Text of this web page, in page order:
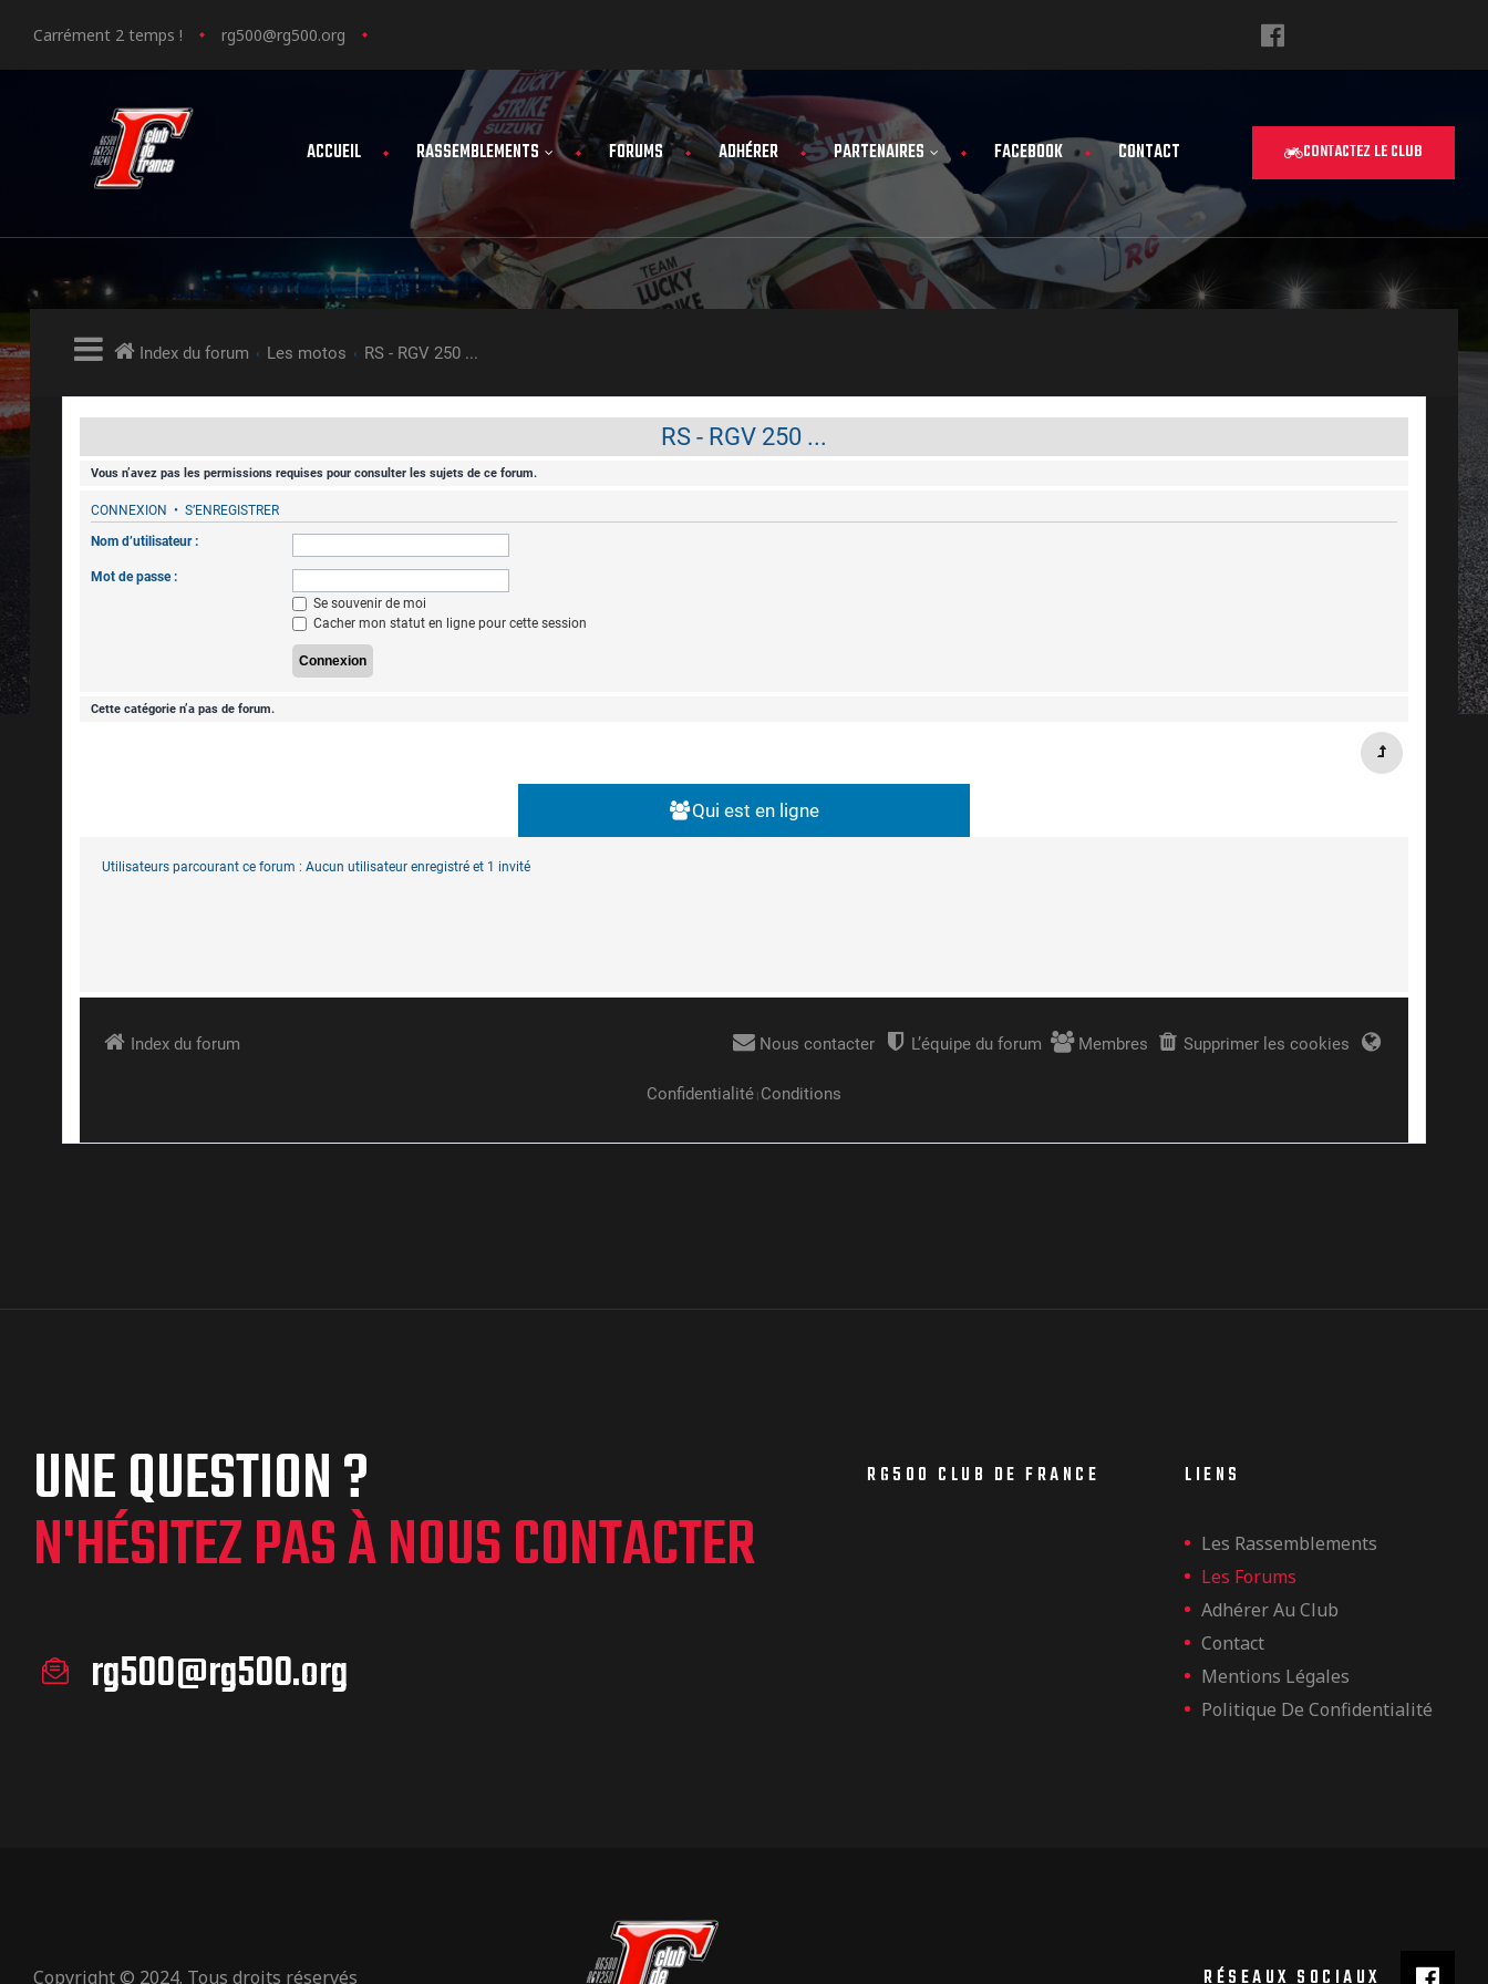
Carrément 2 temps ! rg500@rg500.org
ACCUEIL RASSEMBLEMENTS FORUMS ADHÉRER PARTENAIRES FACEBOOK CONTACT CONTACTEZ LE CLUB
UNE QUESTION ?
N'HÉSITEZ PAS À NOUS CONTACTER
rg500@rg500.org
RG500 CLUB DE FRANCE LIENS
Les Rassemblements
Les Forums
Adhérer Au Club
Contact
Mentions Légales
Politique De Confidentialité
Copyright © 2024. Tous droits réservés